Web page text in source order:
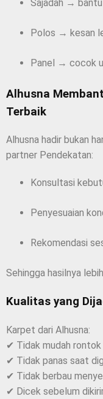
Sajadah →
Polos → kesan
Panel → cocok
Alhusna
Terbaik
Alhusna hadir bukan
partner Pendekatan:
Konsultasi
Penyesuaian
Rekomendasi
Sehingga hasilnya
Kualitas yang
Karpet dari Alhusna:
✔ Tidak mudah rontok
✔ Tidak panas saat
✔ Tidak berbau
✔ Dicek sebelum